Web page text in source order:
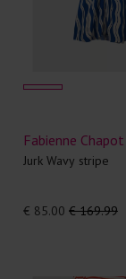
Fabienne Chapot
Jurk Wavy stripe
€ 85.00 € 169.99